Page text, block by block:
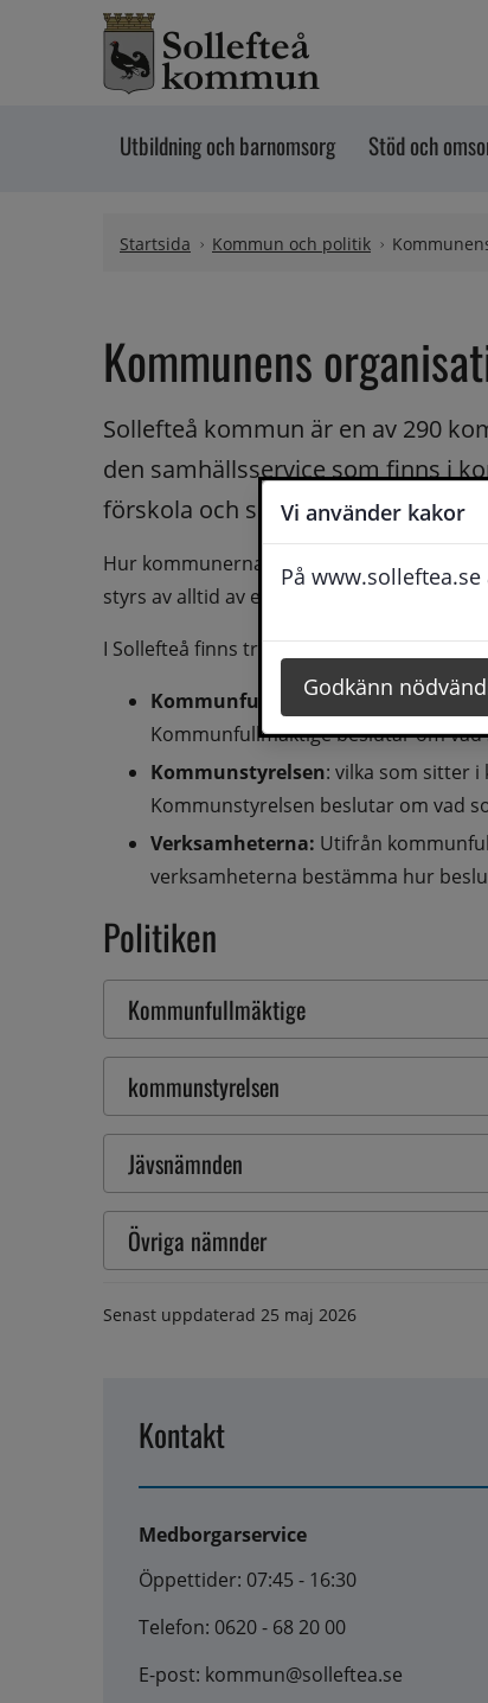
Vi använder kakor
På
Godkänn
Hoppa till innehåll
Utbildning och barnomsorg Stöd och
Startsida Kommun och politik
Kommunens
Sollefteå kommun är en av 290
den samhällsservice som finns i
förskola och skola, socialtjänst och
Hur kommunerna organiseras kan se
styrs av alltid av en politisk ledning.
I Sollefteå finns tre nivåer:
Kommunfullmäktige: vilka som
Kommunfullmäktige beslutar om vad
Kommunstyrelsen: vilka som sitter
Kommunstyrelsen beslutar om vad
Verksamheterna: Utifrån
verksamheterna bestämma hur
Politiken
Kommunfullmäktige
kommunstyrelsen
Jävsnämnden
Övriga nämnder
Senast uppdaterad 25 maj 2026
Kontakt
Medborgarservice
Öppettider: 07:45 - 16:30
Telefon: 0620 - 68 20 00
E-post: kommun@solleftea.se